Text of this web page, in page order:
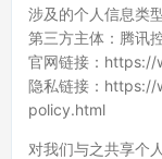
涉及的个人信息类
第三方主体：腾讯
官网链接：
隐私链接：
policy.html
对我们与之共享个